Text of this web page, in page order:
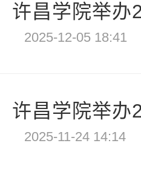
许昌学院举办
2025-12-05 18:41
许昌学院举办
2025-11-24 14:14